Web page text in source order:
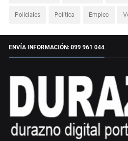
Policiales Política Empleo
ENVÍA INFORMACIÓN: 099 961 044